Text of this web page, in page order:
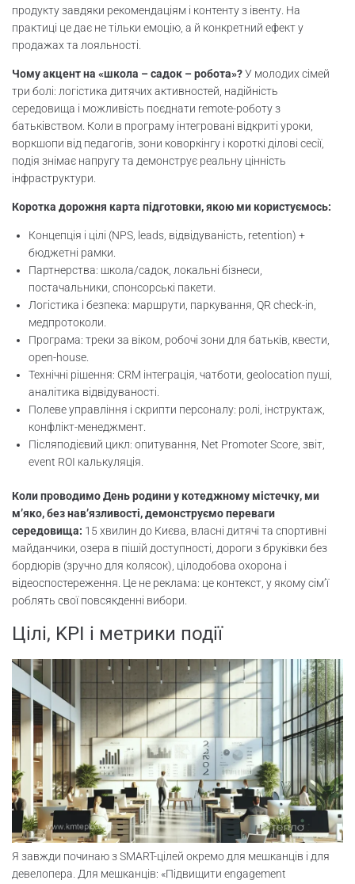
Кейтеринг і екологічна політика заходу
Зворотний зв’язок і вплив на ком’юніти
KPI, LTV, CAC, event ROI для девелопера
Кейси Дня родини в котеджному
містечку
Подія для батьків з гнучким графіком
Юридичні ризики/захист даних/
страхування
Стратегія та показники community-
івентів
Питання покупців і девелоперів
Висновок і заклик до дії
Висновок
Підсумки
продукту завдяки рекомендаціям і контенту з івенту. На
практиці це дає не тільки емоцію, а й конкретний ефект у
продажах та лояльності.
Чому акцент на «школа – садок – робота»?У молодих сімей
три болі: логістика дитячих активностей, надійність
середовища і можливість поєднати remote-роботу з
батьківством. Коли в програму інтегровані відкриті уроки,
воркшопи від педагогів, зони коворкінгу і короткі ділові сесії,
подія знімає напругу та демонструє реальну цінність
інфраструктури.
Коротка дорожня карта підготовки, якою ми користуємось:
Концепція і цілі (NPS, leads, відвідуваність, retention) +
бюджетні рамки.
Партнерства: школа/садок, локальні бізнеси,
постачальники, спонсорські пакети.
Логістика і безпека: маршрути, паркування, QR check-in,
медпротоколи.
Програма: треки за віком, робочі зони для батьків, квести,
open-house.
Технічні рішення: CRM інтеграція, чатботи, geolocation пуші,
аналітика відвідуваності.
Полеве управління і скрипти персоналу: ролі, інструктаж,
конфлікт-менеджмент.
Післяподієвий цикл: опитування, Net Promoter Score, звіт,
event ROI калькуляція.
Коли проводимо День родини у котеджному містечку, ми
м’яко, без нав’язливості, демонструємо переваги
середовища: 15 хвилин до Києва, власні дитячі та спортивні
майданчики, озера в пішій доступності, дороги з бруківки без
бордюрів (зручно для колясок), цілодобова охорона і
відеоспостереження. Це не реклама: це контекст, у якому сім’ї
роблять свої повсякденні вибори.
Цілі, KPI і метрики події
Я завжди починаю з SMART-цілей окремо для мешканців і для
девелопера. Для мешканців: «Підвищити engagement